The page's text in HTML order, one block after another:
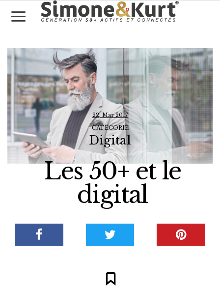
22, Mar 2017
CATÉGORIE
Digital
Les 50+ et le
digital